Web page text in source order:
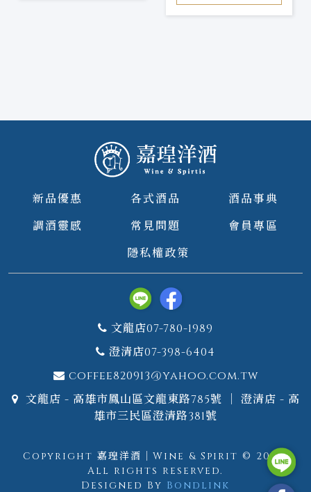
新品優惠 各式酒品
酒品事典
調酒靈感
常見問題
會員專區
隱私權政策
文龍店07-780-1989
澄清店07-398-6404
coffee820913@yahoo.com.tw
文龍店 - 高雄市鳳山區文龍東路785號 ｜ 澄清店 - 高
雄市三民區澄清路381號
Copyright 嘉瑝洋酒｜Wine & Spirit © 2026.
All rights reserved.
Designed By Bondlink